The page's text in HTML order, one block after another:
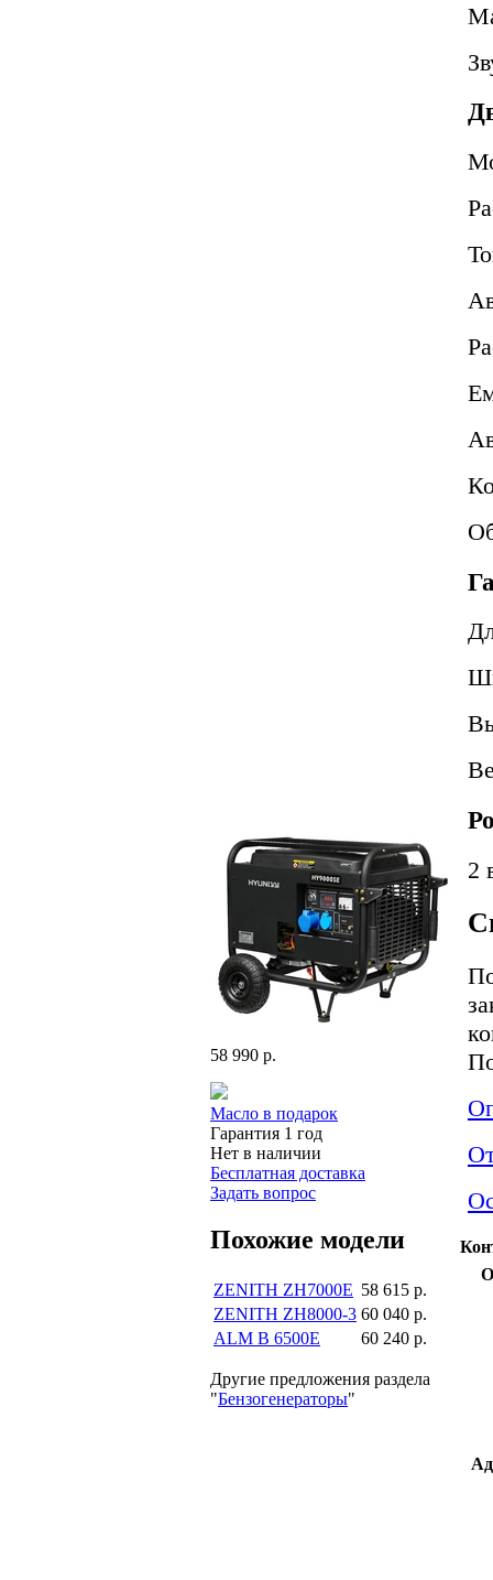
58 990 р.
Масло в подарок
Гарантия 1 год
Нет в наличии
Бесплатная доставка
Задать вопрос
Похожие модели
ZENITH ZH7000E 58 615 р.
ZENITH ZH8000-3 60 040 р.
ALM B 6500E
60 240 р.
Другие предложения раздела
"Бензогенераторы"
2